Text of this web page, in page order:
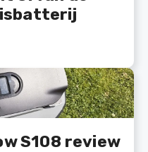
S108 review